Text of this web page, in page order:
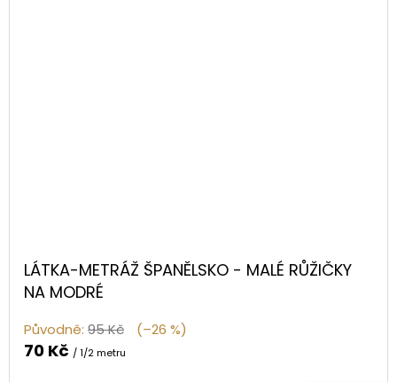
LÁTKA-METRÁŽ ŠPANĚLSKO - MALÉ RŮŽIČKY
NA MODRÉ
Původně: 95 Kč (–26 %)
70 Kč / 1/2 metru